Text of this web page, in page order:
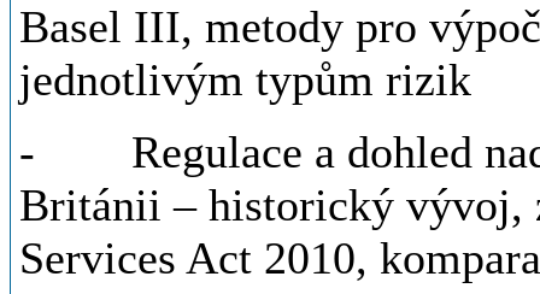
Basel III, metody pro
jednotlivým typům rizik
- Regulace a dohled nad
Británii – historický vývoj,
Services Act 2010,